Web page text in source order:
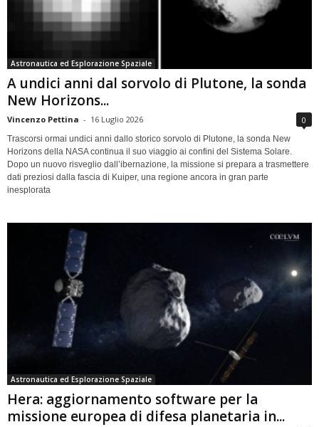
Astronautica ed Esplorazione Spaziale
A undici anni dal sorvolo di Plutone, la sonda
New Horizons...
Vincenzo Pettina - 16 Luglio 2026 0
Trascorsi ormai undici anni dallo storico sorvolo di Plutone, la sonda New
Horizons della NASA continua il suo viaggio ai confini del Sistema Solare.
Dopo un nuovo risveglio dall’ibernazione, la missione si prepara a trasmettere
dati preziosi dalla fascia di Kuiper, una regione ancora in gran parte
inesplorata
Astronautica ed Esplorazione Spaziale
Hera: aggiornamento software per la
missione europea di difesa planetaria in...